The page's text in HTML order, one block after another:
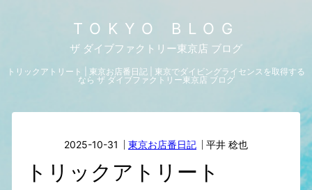
TOKYO BLOG
ザ ダイブファクトリー東京店 ブログ
トリックアトリート | 東京お店番日記 | 東京でダイビングライセンスを取得する
なら ザ ダイブファクトリー東京店 ブログ
2025-10-31 東京お店番日記 平井 稔也
トリックアトリート